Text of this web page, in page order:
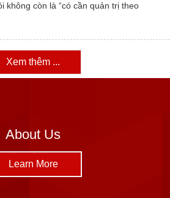
không còn là “có cần quản trị theo
Xem thêm ...
About Us
Learn More